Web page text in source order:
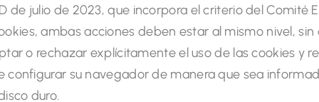
de julio de 2023, que incorpora el criterio del Comité
ambas acciones deben estar al mismo nivel,
o rechazar explícitamente el uso de las cookies y
configurar su navegador de manera que sea
duro.